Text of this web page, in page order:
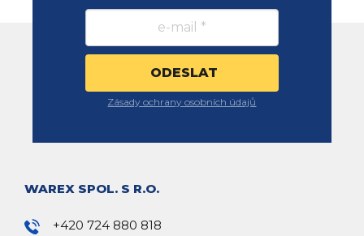
Zásady ochrany osobních údajů
WAREX SPOL. S R.O.
+420 724 880 818